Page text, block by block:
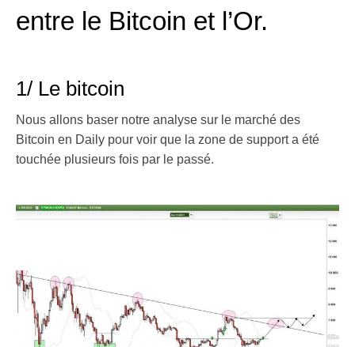
entre le Bitcoin et l’Or.
1/ Le bitcoin
Nous allons baser notre analyse sur le marché des
Bitcoin en Daily pour voir que la zone de support a été
touchée plusieurs fois par le passé.